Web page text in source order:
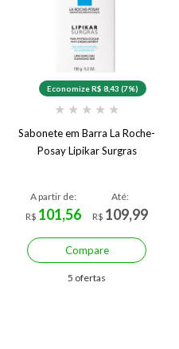
Economize R$ 8,43 (7%)
★ ★ ★ ★ ★
Sabonete em Barra La Roche-
Posay Lipikar Surgras
A partir de:
R$ 101,56
Até:
R$ 109,99
Compare
5 ofertas